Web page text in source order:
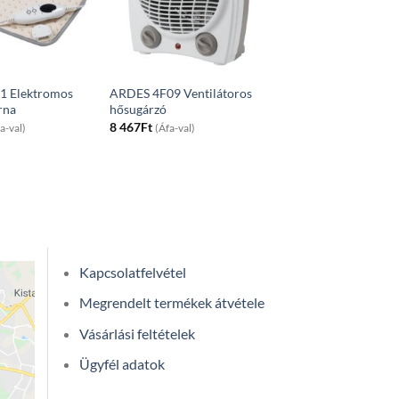
Elektromos
val)
ARDES 4F09 Ventilátoros
hősugárzó
8 467Ft (Áfa-val)
Kapcsolatfelvétel
Megrendelt termékek átvétele
Vásárlási feltételek
Ügyfél adatok